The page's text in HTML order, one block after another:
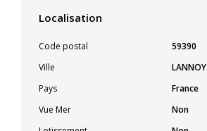
Localisation
Code postal
59390
Ville
LANNOY
Pays
France
Vue Mer
Non